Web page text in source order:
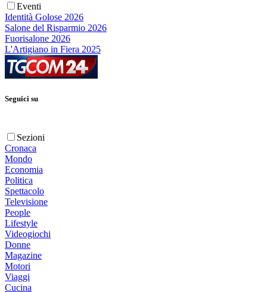
Eventi
Identità Golose 2026
Salone del Risparmio 2026
Fuorisalone 2026
L'Artigiano in Fiera 2025
Seguici su
Sezioni
Cronaca
Mondo
Economia
Politica
Spettacolo
Televisione
People
Lifestyle
Videogiochi
Donne
Magazine
Motori
Viaggi
Cucina